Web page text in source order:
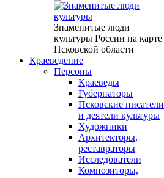
Знаменитые люди
культуры России на карте
Псковской области
Краеведение
Персоны
Краеведы
Губернаторы
Псковские писатели
и деятели культуры
Художники
Архитекторы,
реставраторы
Исследователи
Композиторы,